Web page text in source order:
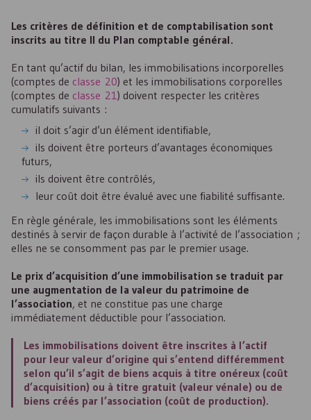
Les critères de définition et de comptabilisation sont
inscrits au titre II du Plan comptable général.
En tant qu’actif du bilan, les immobilisations incorporelles
(comptes de classe 20) et les immobilisations corporelles
(comptes de classe 21) doivent respecter les critères
cumulatifs suivants :
il doit s’agir d’un élément identifiable,
ils doivent être porteurs d’avantages économiques
futurs,
ils doivent être contrôlés,
leur coût doit être évalué avec une fiabilité suffisante.
En règle générale, les immobilisations sont les éléments
destinés à servir de façon durable à l’activité de l’association ;
elles ne se consomment pas par le premier usage.
Le prix d’acquisition d’une immobilisation se traduit par
une augmentation de la valeur du patrimoine de
l’association, et ne constitue pas une charge
immédiatement déductible pour l’association.
Les immobilisations doivent être inscrites à l’actif
pour leur valeur d’origine qui s’entend différemment
selon qu’il s’agit de biens acquis à titre onéreux (coût
d’acquisition) ou à titre gratuit (valeur vénale) ou de
biens créés par l’association (coût de production).